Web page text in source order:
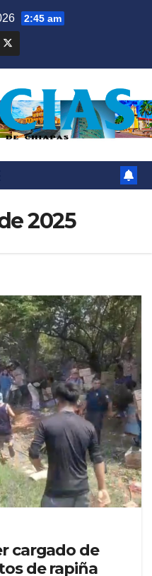
2:45 am
2025
cargado de
de rapiña